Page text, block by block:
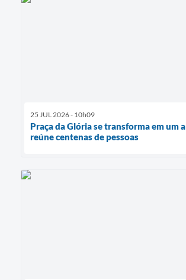
25 JUL 2026 - 10h09
Praça da Glória se transforma em um
reúne centenas de pessoas